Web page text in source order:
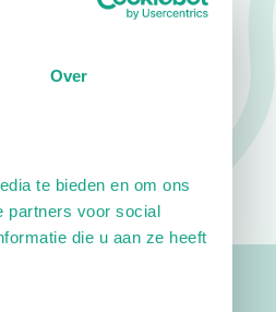
Over
te bieden en om ons
partners voor social
die u aan ze heeft